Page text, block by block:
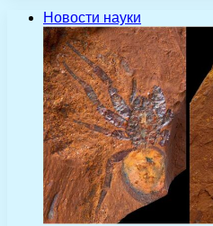
Новости науки